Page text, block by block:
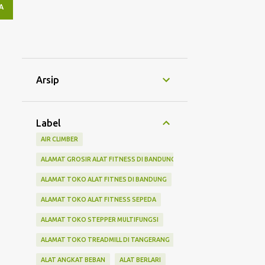
Arsip
Label
AIR CLIMBER
ALAMAT GROSIR ALAT FITNESS DI BANDUNG
ALAMAT TOKO ALAT FITNES DI BANDUNG
ALAMAT TOKO ALAT FITNESS SEPEDA
ALAMAT TOKO STEPPER MULTIFUNGSI
ALAMAT TOKO TREADMILL DI TANGERANG
ALAT ANGKAT BEBAN ALAT BERLARI